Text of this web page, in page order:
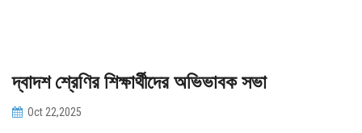
PAYMENT
দ্বাদশ শ্রেণির শিক্ষার্থীদের অভিভাবক সভা
Oct 22,2025